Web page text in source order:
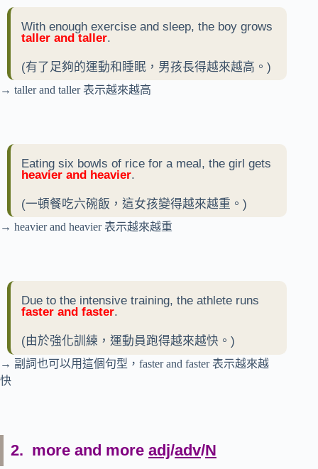
With enough exercise and sleep, the boy grows
taller and taller.
(有了足夠的運動和睡眠，男孩長得越來越高。)
→ taller and taller 表示越來越高
Eating six bowls of rice for a meal, the girl gets
heavier and heavier.
(一頓餐吃六碗飯，這女孩變得越來越重。)
→ heavier and heavier 表示越來越重
Due to the intensive training, the athlete runs
faster and faster.
(由於強化訓練，運動員跑得越來越快。)
→ 副詞也可以用這個句型，faster and faster 表示越來越
快
2. more and more adj/adv/N